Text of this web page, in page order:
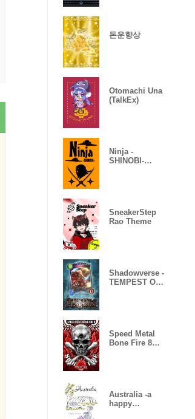
돈운향상
Otomachi Una
(TalkEx)
Ninja -
SHINOBI-
SneakerStep
Rao Theme
Shadowverse -
TEMPEST OF
Speed Metal
Bone Fire 8
Australia -a
happy